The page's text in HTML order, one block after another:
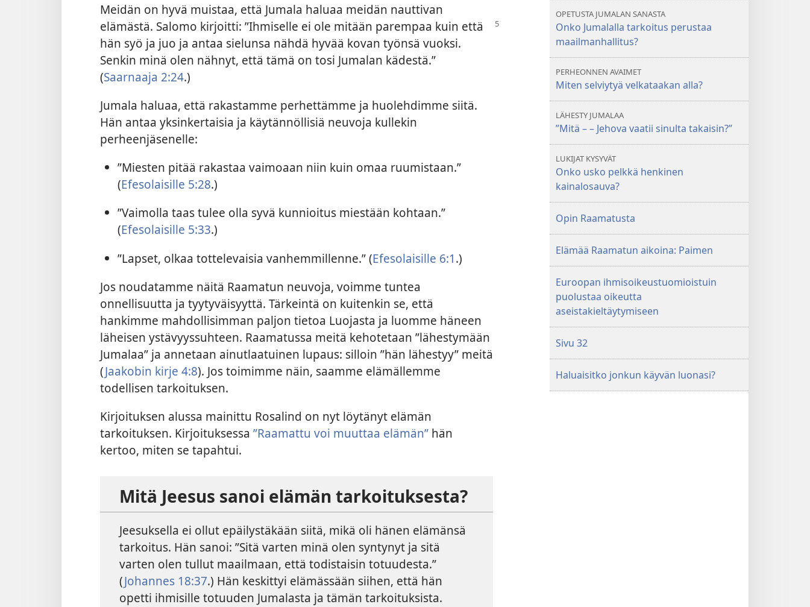
Meidän on hyvä muistaa, että Jumala haluaa meidän nauttivan
elämästä. Salomo kirjoitti: ”Ihmiselle ei ole mitään parempaa kuin että
hän syö ja juo ja antaa sielunsa nähdä hyvää kovan työnsä vuoksi.
Senkin minä olen nähnyt, että tämä on tosi Jumalan kädestä.”
(Saarnaaja 2:24.)
Jumala haluaa, että rakastamme perhettämme ja huolehdimme siitä.
Hän antaa yksinkertaisia ja käytännöllisiä neuvoja kullekin
perheenjäsenelle:
”Miesten pitää rakastaa vaimoaan niin kuin omaa ruumistaan.”
(Efesolaisille 5:28.)
”Vaimolla taas tulee olla syvä kunnioitus miestään kohtaan.”
(Efesolaisille 5:33.)
”Lapset, olkaa tottelevaisia vanhemmillenne.” (Efesolaisille 6:1.)
Jos noudatamme näitä Raamatun neuvoja, voimme tuntea
onnellisuutta ja tyytyväisyyttä. Tärkeintä on kuitenkin se, että
hankimme mahdollisimman paljon tietoa Luojasta ja luomme häneen
läheisen ystävyyssuhteen. Raamatussa meitä kehotetaan ”lähestymään
Jumalaa” ja annetaan ainutlaatuinen lupaus: silloin ”hän lähestyy” meitä
(Jaakobin kirje 4:8). Jos toimimme näin, saamme elämällemme
todellisen tarkoituksen.
Kirjoituksen alussa mainittu Rosalind on nyt löytänyt elämän
tarkoituksen. Kirjoituksessa ”Raamattu voi muuttaa elämän” hän
kertoo, miten se tapahtui.
Mitä Jeesus sanoi elämän tarkoituksesta?
Jeesuksella ei ollut epäilystäkään siitä, mikä oli hänen elämänsä
tarkoitus. Hän sanoi: ”Sitä varten minä olen syntynyt ja sitä
varten olen tullut maailmaan, että todistaisin totuudesta.”
(Johannes 18:37.) Hän keskittyi elämässään siihen, että hän
opetti ihmisille totuuden Jumalasta ja tämän tarkoituksista.
OPETUSTA JUMALAN SANASTA
Onko Jumalalla tarkoitus perustaa
maailmanhallitus?
PERHEONNEN AVAIMET
Miten selviytyä velkataakan alla?
LÄHESTY JUMALAA
”Mitä – – Jehova vaatii sinulta takaisin?”
LUKIJAT KYSYVÄT
Onko usko pelkkä henkinen
kainalosauva?
Opin Raamatusta
Elämää Raamatun aikoina: Paimen
Euroopan ihmisoikeustuomioistuin
puolustaa oikeutta
aseistakieltäytymiseen
Sivu 32
Haluaisitko jonkun käyvän luonasi?